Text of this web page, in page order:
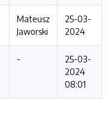
Mateusz
Jaworski
25-03-
2024
-
25-03-
2024
08:01